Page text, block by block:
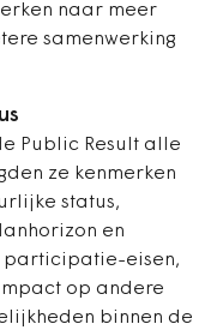
naar meer
samenwerking
Public Result alle
ze kenmerken
status,
en
participatie-eisen,
op andere
binnen de